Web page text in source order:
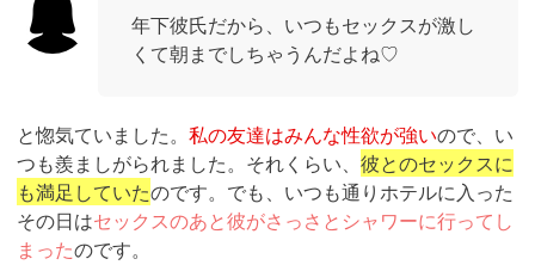
年下彼氏だから、いつもセックスが激し
くて朝までしちゃうんだよね♡
と惚気ていました。 私の友達はみんな性欲が強いので、い
つも羨ましがられました。それくらい、 彼とのセックスに
も満足していたのです。でも、いつも通りホテルに入った
その日はセックスのあと彼がさっさとシャワーに行ってし
まったのです。